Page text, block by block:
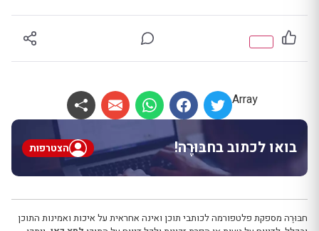
Array
בואו לכתוב בחבּוּרֶה! הצטרפות
חבּוּרֶה מספקת פלטפורמה לכותבי תוכן ואינה אחראית על איכות ואמינות התוכן